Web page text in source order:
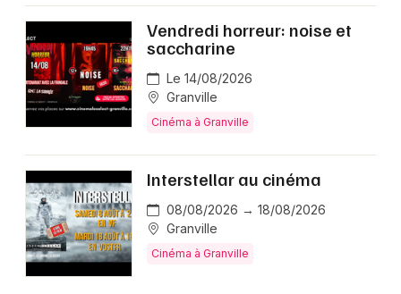
Vendredi horreur: noise et
saccharine
Le 14/08/2026
Granville
Cinéma à Granville
Interstellar au cinéma
08/08/2026 → 18/08/2026
Granville
Cinéma à Granville